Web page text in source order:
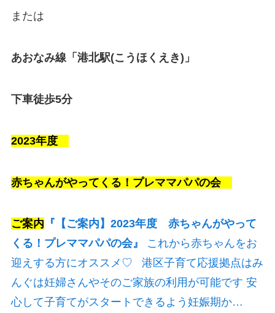
または
あおなみ線「港北駅(こうほくえき)」
下車徒歩5分
2023年度
赤ちゃんがやってくる！プレママパパの会
ご案内 『【ご案内】2023年度 赤ちゃんがやって
くる！プレママパパの会』
これから赤ちゃんをお
迎えする方にオススメ♡ 港区子育て応援拠点はみ
んぐは妊婦さんやそのご家族の利用が可能です 安
心して子育てがスタートできるよう妊娠期か…